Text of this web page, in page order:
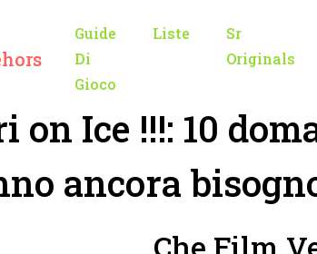
Guide
Di
Gioco
Liste
Sr
Originals
on Ice !!!: 10
ancora